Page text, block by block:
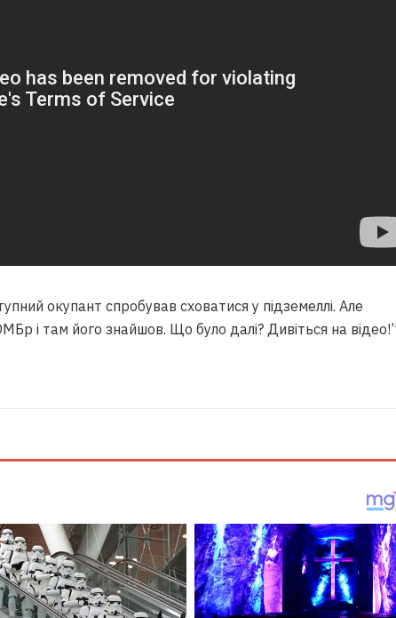
окупант спробував сховатися у підземеллі. Але
і там його знайшов. Що було далі? Дивіться на